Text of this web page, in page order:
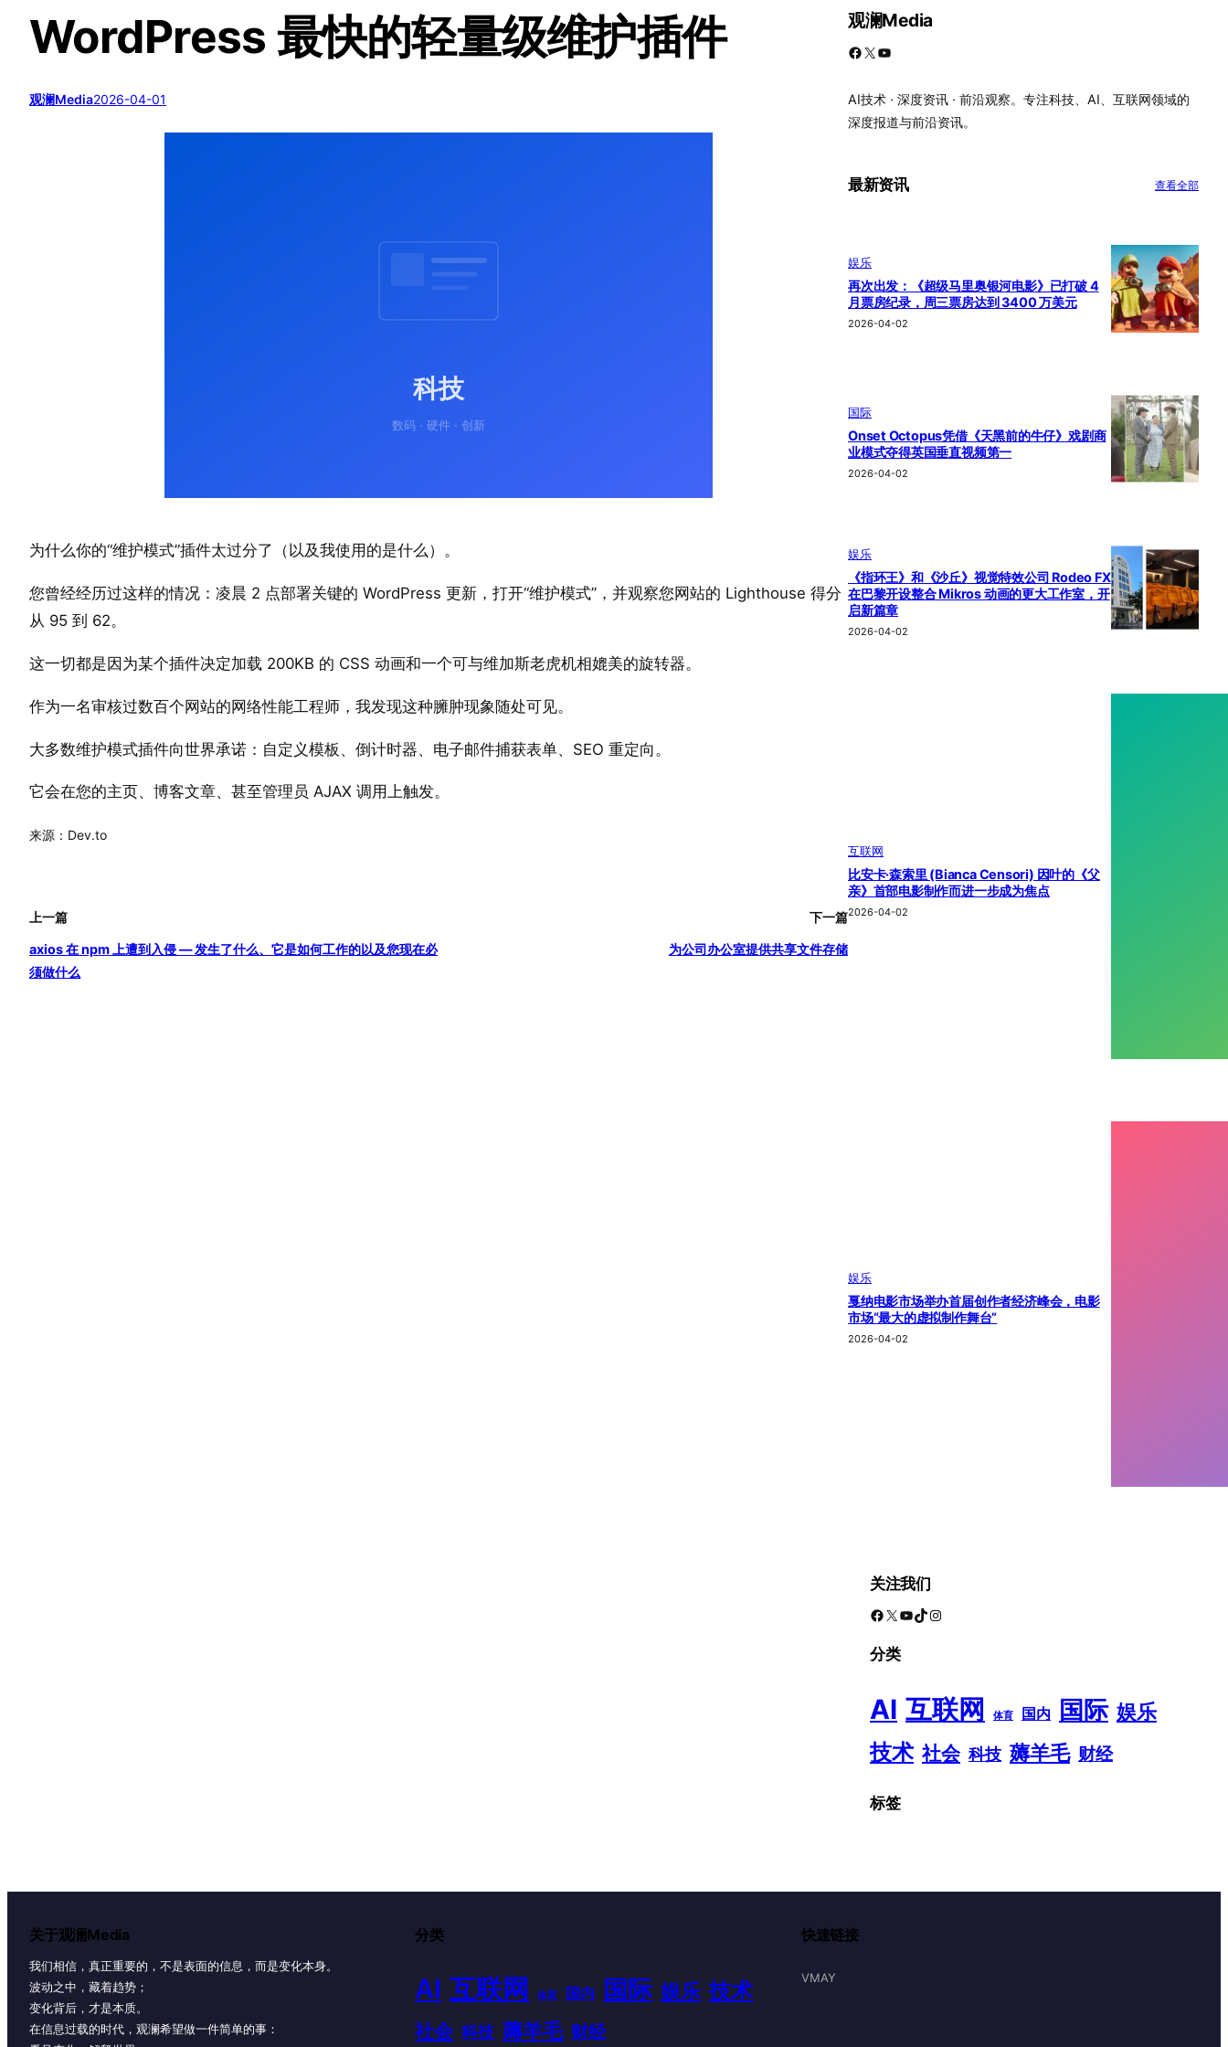
WordPress 最快的轻量级维护插件
观澜Media2026-04-01
为什么你的“维护模式”插件太过分了（以及我使用的是什么）。
您曾经经历过这样的情况：凌晨 2 点部署关键的 WordPress 更新，打开“维护模式”，并观察您网站的 Lighthouse 得分
从 95 到 62。
这一切都是因为某个插件决定加载 200KB 的 CSS 动画和一个可与维加斯老虎机相媲美的旋转器。
作为一名审核过数百个网站的网络性能工程师，我发现这种臃肿现象随处可见。
大多数维护模式插件向世界承诺：自定义模板、倒计时器、电子邮件捕获表单、SEO 重定向。
它会在您的主页、博客文章、甚至管理员 AJAX 调用上触发。
来源：Dev.to
上一篇
axios 在 npm 上遭到入侵 — 发生了什么、它是如何工作的以及您现在必
须做什么
下一篇
为公司办公室提供共享文件存储
观澜Media
Facebook X YouTube
AI技术 · 深度资讯 · 前沿观察。专注科技、AI、互联网领域的
深度报道与前沿资讯。
最新资讯 查看全部
娱乐
再次出发：《超级马里奥银河电影》已打破 4
月票房纪录，周三票房达到 3400 万美元
2026-04-02
国际
Onset Octopus凭借《天黑前的牛仔》戏剧商
业模式夺得英国垂直视频第一
2026-04-02
娱乐
《指环王》和《沙丘》视觉特效公司 Rodeo FX
在巴黎开设整合 Mikros 动画的更大工作室，开
启新篇章
2026-04-02
互联网
比安卡·森索里 (Bianca Censori) 因叶的《父
亲》首部电影制作而进一步成为焦点
2026-04-02
娱乐
戛纳电影市场举办首届创作者经济峰会，电影
市场“最大的虚拟制作舞台”
2026-04-02
关注我们
Facebook X YouTube TikTok Instagram
分类
AI 互联网 体育 国内 国际 娱乐
技术 社会 科技 薅羊毛 财经
标签
关于观澜Media
我们相信，真正重要的，不是表面的信息，而是变化本身。
波动之中，藏着趋势；
变化背后，才是本质。
在信息过载的时代，观澜希望做一件简单的事：
分类
AI 互联网 体育 国内 国际 娱乐 技术
社会 科技 薅羊毛 财经
快速链接
VMAY